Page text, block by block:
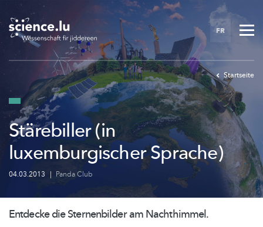
to
main
content
FR
Startseite
Stärebiller (in
luxemburgischer Sprache)
04.03.2013 | Panda Club
Entdecke die Sternenbilder am Nachthimmel.